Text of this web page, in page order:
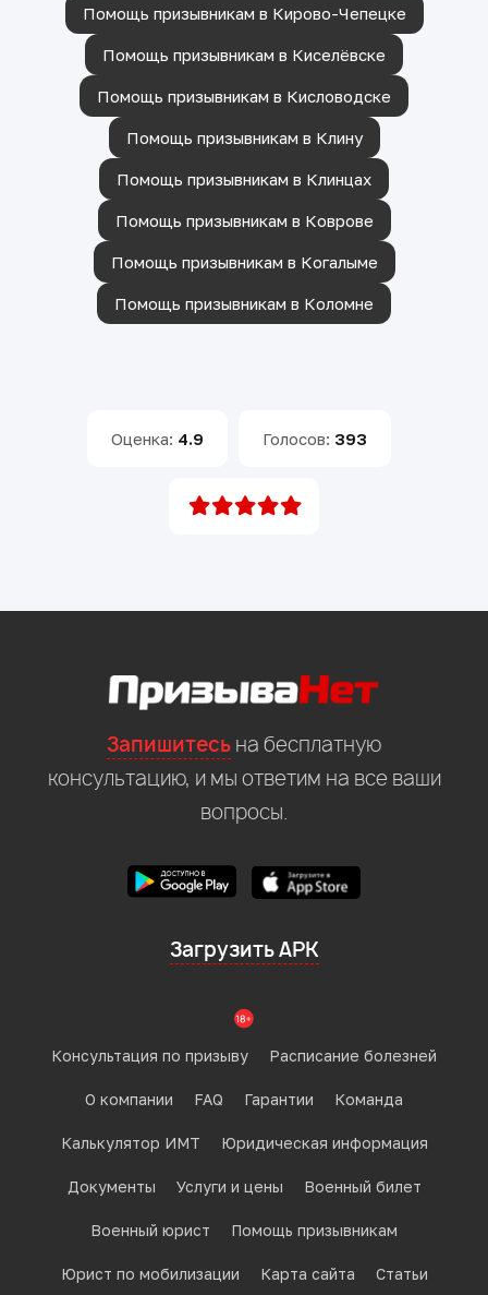
Помощь призывникам в Кирово-Чепецке
Помощь призывникам в Киселёвске
Помощь призывникам в Кисловодске
Помощь призывникам в Клину
Помощь призывникам в Клинцах
Помощь призывникам в Коврове
Помощь призывникам в Когалыме
Помощь призывникам в Коломне
Оценка: 4.9 Голосов: 393
Запишитесь на бесплатную
консультацию, и мы ответим на все ваши
вопросы.
Загрузить APK
Консультация по призыву Расписание болезней
О компании FAQ Гарантии Команда
Калькулятор ИМТ Юридическая информация
Документы Услуги и цены Военный билет
Военный юрист Помощь призывникам
Юрист по мобилизации Карта сайта Статьи